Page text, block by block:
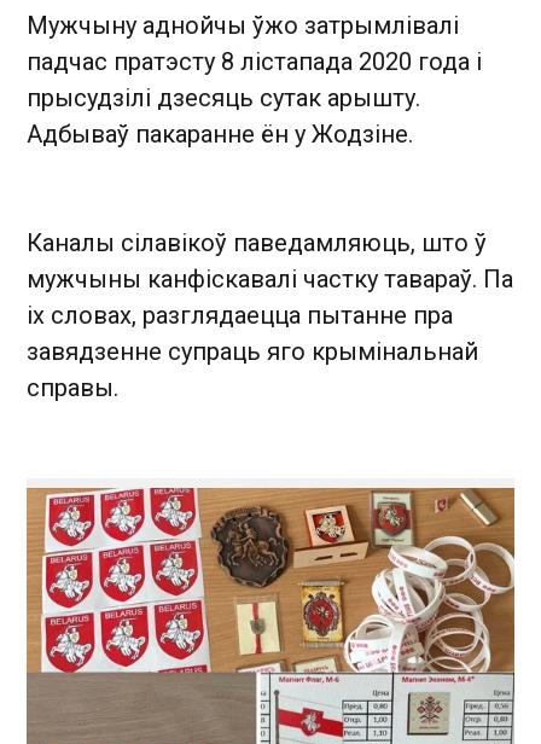
Мужчыну аднойчы ўжо затрымлівалі
падчас пратэсту 8 лістапада 2020 года і
прысудзілі дзесяць сутак арышту.
Адбываў пакаранне ён у Жодзіне.
Каналы сілавікоў паведамляюць, што ў
мужчыны канфіскавалі частку тавараў. Па
іх словах, разглядаецца пытанне пра
завядзенне супраць яго крымінальнай
справы.